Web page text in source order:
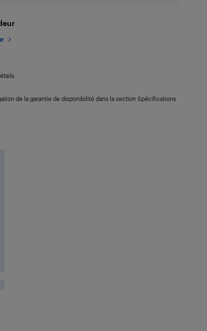
de la garantie de disponibilité dans la section Spécifications